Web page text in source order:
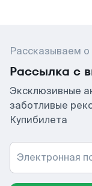
Рассказываем
Рассылка с
Эксклюзивные
заботливые
Купибилета
Электронная